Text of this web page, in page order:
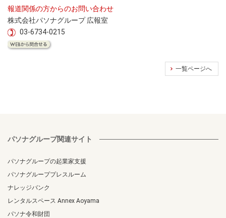
報道関係の方からのお問い合わせ
株式会社パソナグループ 広報室
03-6734-0215
一覧ページへ
パソナグループ関連サイト
パソナグループの起業家支援
パソナグループプレスルーム
ナレッジバンク
レンタルスペース Annex Aoyama
パソナ令和財団